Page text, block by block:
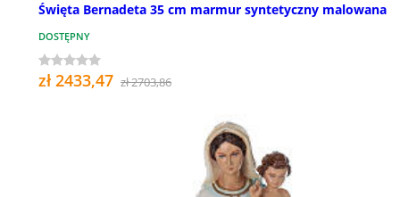
Święta Bernadeta 35 cm marmur syntetyczny malowana
DOSTĘPNY
zł 2433,47 zł 2703,86